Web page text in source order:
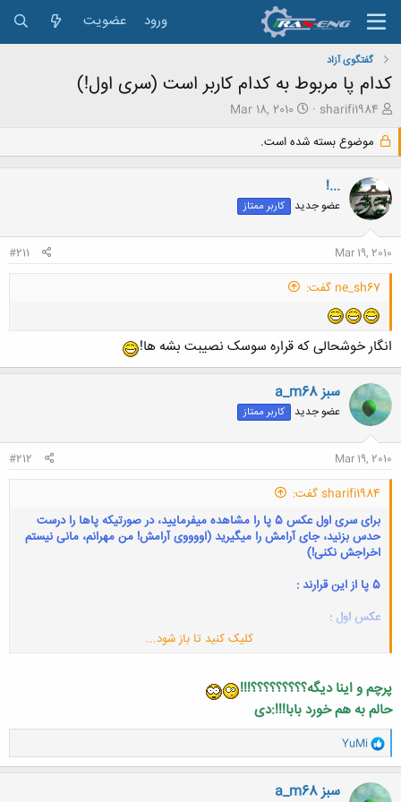
ورود عضویت
گفتگوی آزاد
کدام پا مربوط به کدام کاربر است (سری اول!)
ش
ع
ک
ن
ن
د
ه
م
ض
ع
sharifi1984
ت
ر
ی
ع
Mar 18, 2010
موضوع بسته شده است.
!...
عضو جدید کاربر ممتاز
Mar 19, 2010
#211
ne_sh67 گفت:
انگار خوشحالی که قراره سوسک نصیبت بشه ها!
a_m68 سبز
عضو جدید کاربر ممتاز
Mar 19, 2010
#212
sharifi1984 گفت:
برای سری اول عکس 5 پا را مشاهده میفرمایید، در صورتیکه پاها را درست
حدس بزنید، جای آرامش را میگیرید (اووووی آرامش! من مهرانم، مانی نیستم
اخراجش نکنی!)
5 پا از این قرارند :
عکس اول :
عکس سوم:
عکس چهارم:
کلیک کنید تا باز شود...
پرچم و اینا دیگه؟؟؟؟؟؟؟؟؟!!!
حالم به هم خورد بابا!!!:دی
و
ا
ک
ن
ش
YuMi
a_m68 سبز